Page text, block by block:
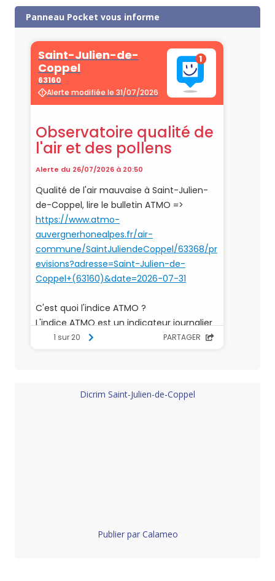
Panneau Pocket vous informe
Dicrim Saint-Julien-de-Coppel
Publier par Calameo